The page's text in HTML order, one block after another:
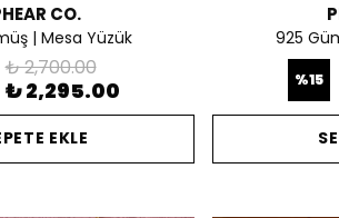
CO.
| Mesa Yüzük
₺ 2,700.00
₺ 2,295.00
EKLE
925
%15